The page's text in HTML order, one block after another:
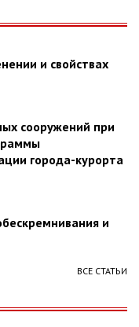
и свойствах
сооружений при
города-курорта
и
ВСЕ СТАТЬИ